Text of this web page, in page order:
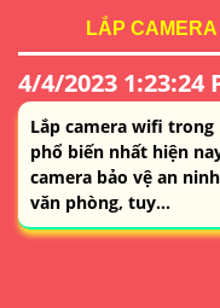
LẮP
4/4/2023 1:23:24
Lắp camera wifi trong
phổ biến nhất hiện
camera bảo vệ an
văn phòng, tuy...